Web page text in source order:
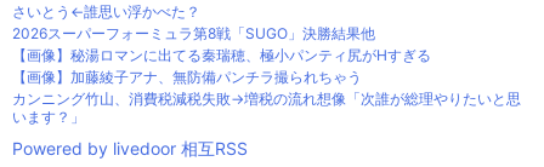
さいとう←誰思い浮かべた？
2026スーパーフォーミュラ第8戦「SUGO」決勝結果他
【画像】秘湯ロマンに出てる秦瑞穂、極小パンティ尻がHすぎる
【画像】加藤綾子アナ、無防備パンチラ撮られちゃう
カンニング竹山、消費税減税失敗→増税の流れ想像「次誰が総理やりたいと思
います？」
Powered by livedoor 相互RSS